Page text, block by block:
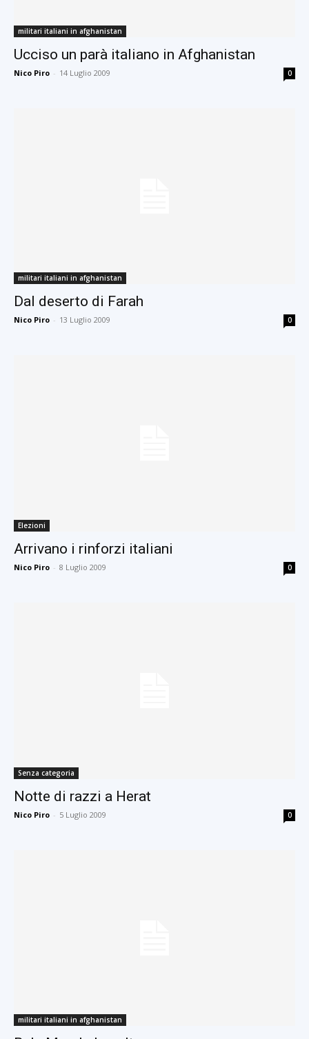
militari italiani in afghanistan
Ucciso un parà italiano in Afghanistan
Nico Piro - 14 Luglio 2009 0
militari italiani in afghanistan
Dal deserto di Farah
Nico Piro - 13 Luglio 2009 0
Elezioni
Arrivano i rinforzi italiani
Nico Piro - 8 Luglio 2009 0
Senza categoria
Notte di razzi a Herat
Nico Piro - 5 Luglio 2009 0
militari italiani in afghanistan